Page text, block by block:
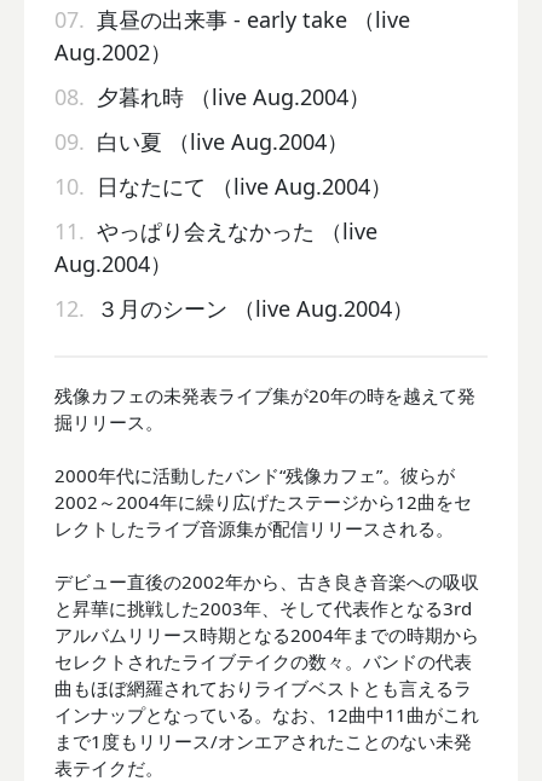
07. 真昼の出来事 - early take （live
Aug.2002）
08. 夕暮れ時 （live Aug.2004）
09. 白い夏 （live Aug.2004）
10. 日なたにて （live Aug.2004）
11. やっぱり会えなかった （live
Aug.2004）
12. ３月のシーン （live Aug.2004）
残像カフェの未発表ライブ集が20年の時を越えて発
掘リリース。
2000年代に活動したバンド“残像カフェ”。彼らが
2002～2004年に繰り広げたステージから12曲をセ
レクトしたライブ音源集が配信リリースされる。
デビュー直後の2002年から、古き良き音楽への吸収
と昇華に挑戦した2003年、そして代表作となる3rd
アルバムリリース時期となる2004年までの時期から
セレクトされたライブテイクの数々。バンドの代表
曲もほぼ網羅されておりライブベストとも言えるラ
インナップとなっている。なお、12曲中11曲がこれ
まで1度もリリース/オンエアされたことのない未発
表テイクだ。